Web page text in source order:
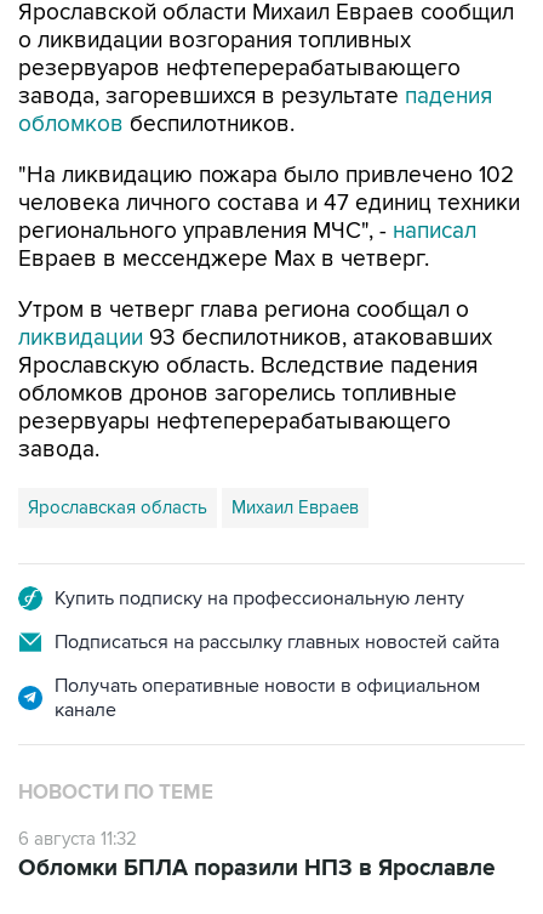
Ярославской области Михаил Евраев сообщил
о ликвидации возгорания топливных
резервуаров нефтеперерабатывающего
завода, загоревшихся в результате падения
обломков беспилотников.
"На ликвидацию пожара было привлечено 102
человека личного состава и 47 единиц техники
регионального управления МЧС", - написал
Евраев в мессенджере Мах в четверг.
Утром в четверг глава региона сообщал о
ликвидации 93 беспилотников, атаковавших
Ярославскую область. Вследствие падения
обломков дронов загорелись топливные
резервуары нефтеперерабатывающего
завода.
Ярославская область Михаил Евраев
Купить подписку на профессиональную ленту
Подписаться на рассылку главных новостей сайта
Получать оперативные новости в официальном
канале
НОВОСТИ ПО ТЕМЕ
6 августа 11:32
Обломки БПЛА поразили НПЗ в Ярославле